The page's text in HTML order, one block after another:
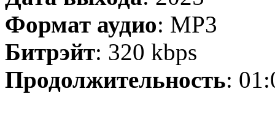
Формат аудио: MP3
Битрэйт: 320 kbps
Продолжительность: